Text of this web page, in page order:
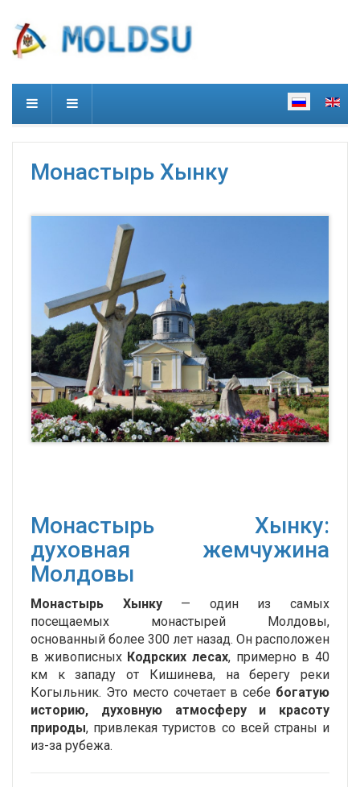
Монастырь Хынку
Монастырь Хынку:
духовная жемчужина
Молдовы
Монастырь Хынку— один из самых
посещаемых монастырей Молдовы,
основанный более 300 лет назад. Он расположен
в живописных Кодрских лесах, примерно в 40
км к западу от Кишинева, на берегу реки
Когыльник. Это место сочетает в себе богатую
историю, духовную атмосферу и красоту
природы, привлекая туристов со всей страны и
из-за рубежа.